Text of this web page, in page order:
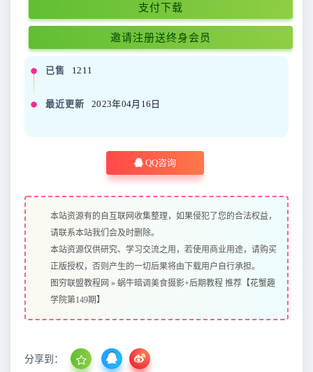
支付下载
邀请注册送终身会员
已售 1211
最近更新 2023年04月16日
QQ咨询
本站资源有的自互联网收集整理，如果侵犯了您的合法权益，
请联系本站我们会及时删除。
本站资源仅供研究、学习交流之用，若使用商业用途，请购买
正版授权，否则产生的一切后果将由下载用户自行承担。
图穷联盟教程网 » 蜗牛暗调美食摄影+后期教程 推荐【花蟹趣
学院第149期】
分享到：